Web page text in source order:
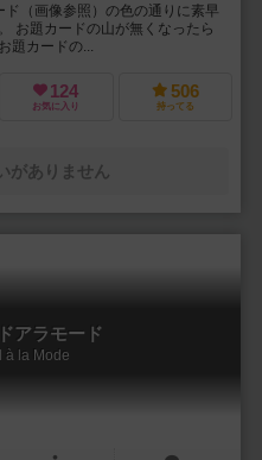
（画像参照）の色の通りに素早
お題カードの山が無くなったら
題カードの...
124
お気に入り
506
持ってる
がありません
アラモード
à la Mode